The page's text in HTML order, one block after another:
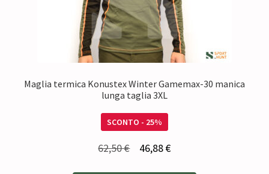
Maglia termica Konustex Winter Gamemax-30 manica
lunga taglia 3XL
SCONTO - 25%
62,50€ 46,88€Il